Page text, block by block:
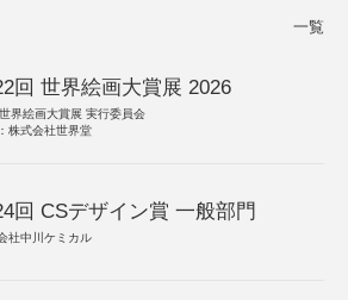
一覧
回 世界絵画大賞展 2026
世界絵画大賞展 実行委員会
株式会社世界堂
回 CSデザイン賞 一般部門
社中川ケミカル